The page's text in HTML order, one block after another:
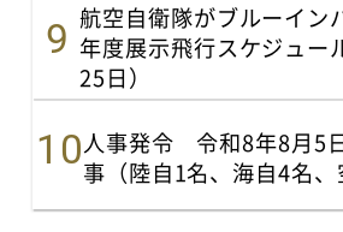
航空自衛隊がブルーイン
年度展示飛行スケジュー
25日）
人事発令 令和8年8月5
事（陸自1名、海自4名、